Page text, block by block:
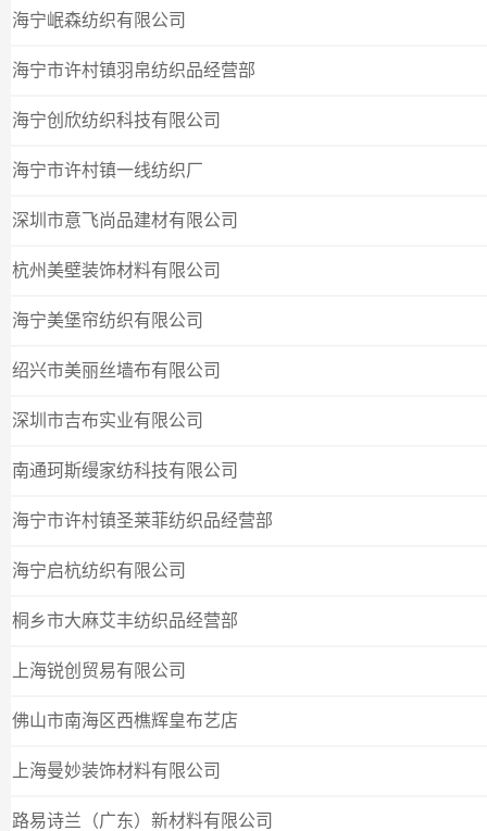
海宁岷森纺织有限公司
海宁市许村镇羽帛纺织品经营部
海宁创欣纺织科技有限公司
海宁市许村镇一线纺织厂
深圳市意飞尚品建材有限公司
杭州美壁装饰材料有限公司
海宁美堡帘纺织有限公司
绍兴市美丽丝墙布有限公司
深圳市吉布实业有限公司
南通珂斯缦家纺科技有限公司
海宁市许村镇圣莱菲纺织品经营部
海宁启杭纺织有限公司
桐乡市大麻艾丰纺织品经营部
上海锐创贸易有限公司
佛山市南海区西樵辉皇布艺店
上海曼妙装饰材料有限公司
路易诗兰（广东）新材料有限公司